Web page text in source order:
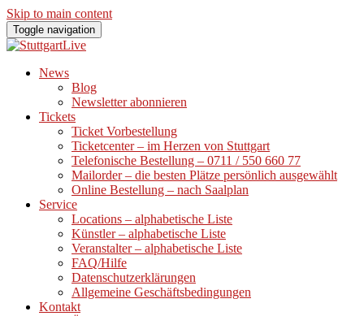
Skip to main content
Toggle navigation
News
Blog
Newsletter abonnieren
Tickets
Ticket Vorbestellung
Ticketcenter – im Herzen von Stuttgart
Telefonische Bestellung – 0711 / 550 660 77
Mailorder – die besten Plätze persönlich ausgewählt
Online Bestellung – nach Saalplan
Service
Locations – alphabetische Liste
Künstler – alphabetische Liste
Veranstalter – alphabetische Liste
FAQ/Hilfe
Datenschutzerklärungen
Allgemeine Geschäftsbedingungen
Kontakt